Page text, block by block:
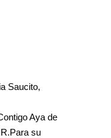
Saucito,
Aya de
su